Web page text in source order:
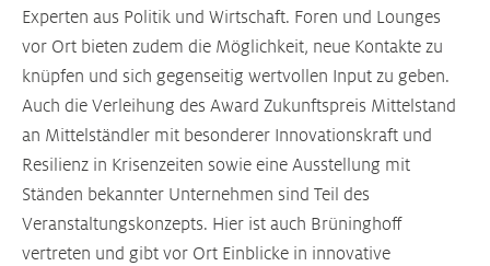
Experten aus Politik und Wirtschaft. Foren und Lounges
vor Ort bieten zudem die Möglichkeit, neue Kontakte zu
knüpfen und sich gegenseitig wertvollen Input zu geben.
Auch die Verleihung des Award Zukunftspreis Mittelstand
an Mittelständler mit besonderer Innovationskraft und
Resilienz in Krisenzeiten sowie eine Ausstellung mit
Ständen bekannter Unternehmen sind Teil des
Veranstaltungskonzepts. Hier ist auch Brüninghoff
vertreten und gibt vor Ort Einblicke in innovative